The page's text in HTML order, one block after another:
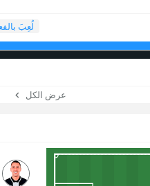
لُعِبَ بالفعل
عرض الكل